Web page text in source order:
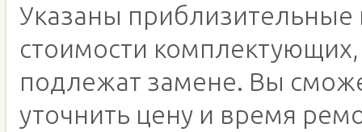
Указаны приблизительные
стоимости
подлежат замене. Вы
уточнить цену и время